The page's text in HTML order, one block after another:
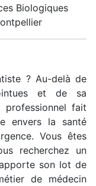
Biologiques
? Au-delà de
et de sa
fait
envers la santé
Vous êtes
recherchez un
son lot de
de médecin